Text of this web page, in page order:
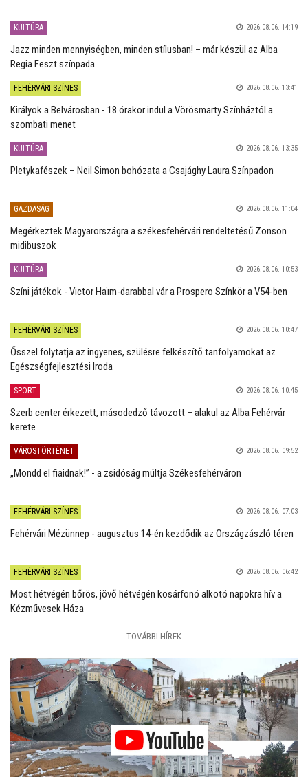
KULTÚRA 2026.08.06. 14:19
Jazz minden mennyiségben, minden stílusban! – már készül az Alba
Regia Feszt színpada
FEHÉRVÁRI SZÍNES 2026.08.06. 13:41
Királyok a Belvárosban - 18 órakor indul a Vörösmarty Színháztól a
szombati menet
KULTÚRA 2026.08.06. 13:35
Pletykafészek – Neil Simon bohózata a Csajághy Laura Színpadon
GAZDASÁG 2026.08.06. 11:04
Megérkeztek Magyarországra a székesfehérvári rendeltetésű Zonson
midibuszok
KULTÚRA 2026.08.06. 10:53
Színi játékok - Victor Haïm-darabbal vár a Prospero Színkör a V54-ben
FEHÉRVÁRI SZÍNES 2026.08.06. 10:47
Ősszel folytatja az ingyenes, szülésre felkészítő tanfolyamokat az
Egészségfejlesztési Iroda
SPORT 2026.08.06. 10:45
Szerb center érkezett, másodedző távozott – alakul az Alba Fehérvár
kerete
VÁROSTÖRTÉNET 2026.08.06. 09:52
„Mondd el fiaidnak!” - a zsidóság múltja Székesfehérváron
FEHÉRVÁRI SZÍNES 2026.08.06. 07:03
Fehérvári Mézünnep - augusztus 14-én kezdődik az Országzászló téren
FEHÉRVÁRI SZÍNES 2026.08.06. 06:42
Most hétvégén bőrös, jövő hétvégén kosárfonó alkotó napokra hív a
Kézművesek Háza
TOVÁBBI HÍREK